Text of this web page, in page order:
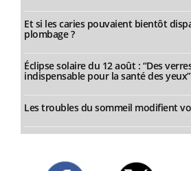
Et si les caries pouvaient bientôt
plombage ?
Éclipse solaire du 12 août : “Des
indispensable pour la santé des yeux”
Les troubles du sommeil modifient